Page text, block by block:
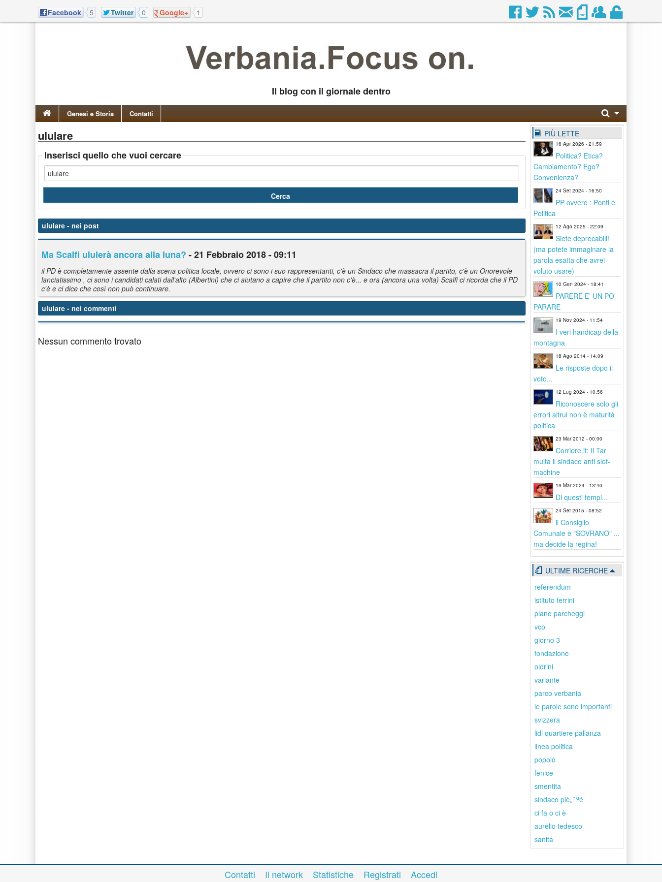
Facebook 5 Twitter 0 Google+ 1
Il blog con il giornale dentro
Genesi e Storia Contatti
ululare
Inserisci quello che vuoi cercare
ululare - nei post
Ma Scalfi ululerà ancora alla luna? - 21 Febbraio 2018 - 09:11
il PD è completamente assente dalla scena politica locale, ovvero ci sono i suo rappresentanti, c'è un Sindaco che massacra il partito, c'è un Onorevole
lanciatissimo , ci sono i candidati calati dall'alto (Albertini) che ci aiutano a capire che il partito non c'è... e ora (ancora una volta) Scalfi ci ricorda che il PD
c'è e ci dice che così non può continuare.
ululare - nei commenti
Nessun commento trovato
PIÙ LETTE
16 Apr 2026 - 21:59
Politica? Etica?
Cambiamento? Ego?
Convenienza?
24 Set 2024 - 16:50
PP ovvero : Ponti e
Politica
12 Ago 2025 - 22:09
Siete deprecabili!
(ma potete immaginare la
parola esatta che avrei
voluto usare)
10 Gen 2024 - 18:41
PARERE E’ UN PO’
PARARE
19 Nov 2024 - 11:54
I veri handicap della
montagna
18 Ago 2014 - 14:09
Le risposte dopo il
voto...
12 Lug 2024 - 10:56
Riconoscere solo gli
errori altrui non è maturità
politica
23 Mar 2012 - 00:00
Corriere.it: Il Tar
multa il sindaco anti slot-
machine
19 Mar 2024 - 13:40
Di questi tempi...
24 Set 2015 - 08:52
il Consiglio
Comunale è "SOVRANO" ...
ma decide la regina!
ULTIME RICERCHE
referendum
istituto ferrini
piano parcheggi
vco
giorno 3
fondazione
oldrini
variante
parco verbania
le parole sono importanti
svizzera
lidl quartiere pallanza
linea politica
popolo
fenice
smentita
sindaco piè„™é
ci fa o ci è
aurelio tedesco
sanita
Contatti Il network Statistiche Registrati Accedi